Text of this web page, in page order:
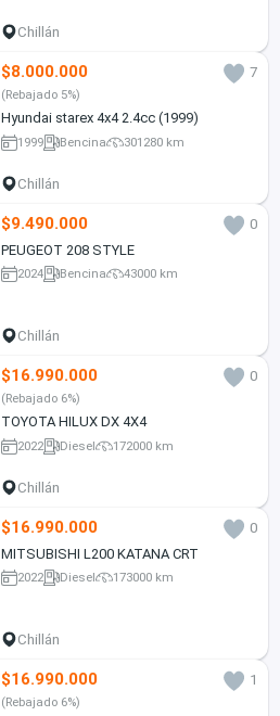
Chillán
$8.000.000 7
(Rebajado 5%)
Hyundai starex 4x4 2.4cc (1999)
1999 Bencina 301280 km
Chillán
$9.490.000
0
PEUGEOT 208 STYLE
2024 Bencina 43000 km
Chillán
$16.990.000 0
(Rebajado 6%)
TOYOTA HILUX DX 4X4
2022 Diesel 172000 km
Chillán
$16.990.000
0
MITSUBISHI L200 KATANA CRT
2022 Diesel 173000 km
Chillán
$16.990.000 1
(Rebajado 6%)